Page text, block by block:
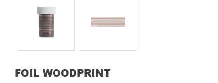
FOIL WOODPRINT